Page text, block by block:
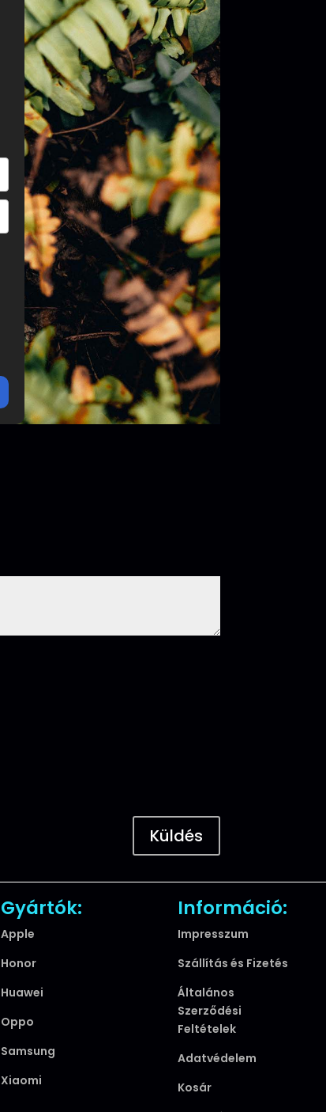
Küldés
Gyártók:
Apple
Honor
Huawei
Oppo
Samsung
Xiaomi
Információ:
Impresszum
Szállítás és Fizetés
Általános
Szerződési
Feltételek
Adatvédelem
Kosár